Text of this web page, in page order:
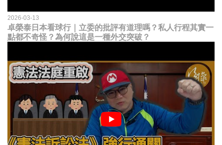
2026-03-13
卓榮泰日本看球行｜立委的批評有道理嗎？私人行程其實一
點都不奇怪？為何說這是一種外交突破？